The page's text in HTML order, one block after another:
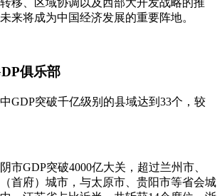
来将成为中国经济发展的重要阵地。
俱乐部
GDP突破千亿级别的县域达到33个，较
市GDP突破4000亿大关，超过兰州市、
首府）城市，与太原市、贵阳市等省会城